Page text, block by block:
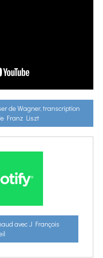
de Wagner, transcription
Franz Liszt
avec J François